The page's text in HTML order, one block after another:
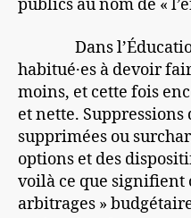
publics au nom de «
Dans l’Éducation
habitué·es à devoir
moins, et cette fois
et nette. Suppressions
supprimées ou
options et des
voilà ce que signifient
arbitrages »